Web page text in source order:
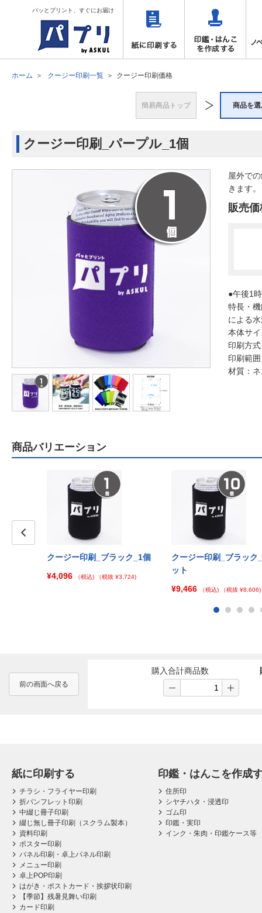
パッとプリント、すぐにお届け
ホーム クージー印刷一覧 クージー印刷価格
簡易商品トップ 商品を
クージー印刷_パープル_1個
屋外で
きます
販売価
●午後1
特長・
による
本体サ
印刷方
印刷範
材質：
商品バリエーション
クージー印刷_ブラック_1個
¥4,096
（税込) （税抜 ¥3,724)
クージー印刷_ブラック
ット
¥9,466
（税込) （税抜 ¥8,606)
前の画面へ戻る
購入合計商品数
紙に印刷する
チラシ・フライヤー印刷
折パンフレット印刷
中綴じ冊子印刷
綴じ無し冊子印刷（スクラム製本）
資料印刷
ポスター印刷
パネル印刷・卓上パネル印刷
メニュー印刷
卓上POP印刷
はがき・ポストカード・挨拶状印刷
【季節】残暑見舞い印刷
カード印刷
印鑑・はんこを作成
住所印
シヤチハタ・浸透印
ゴム印
印鑑・実印
インク・朱肉・印鑑ケース等